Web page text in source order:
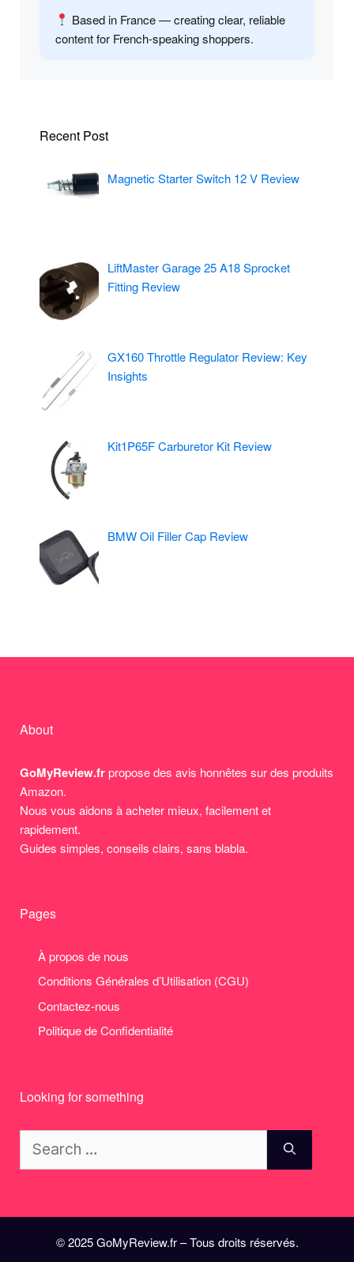
Based in France — creating clear, reliable
content for French-speaking shoppers.
Recent Post
Magnetic Starter Switch 12 V Review
LiftMaster Garage 25 A18 Sprocket
Fitting Review
GX160 Throttle Regulator Review: Key
Insights
Kit1P65F Carburetor Kit Review
BMW Oil Filler Cap Review
About
GoMyReview.frpropose des avis honnêtes sur des produits
Amazon.
Nous vous aidons à acheter mieux, facilement et
rapidement.
Guides simples, conseils clairs, sans blabla.
Pages
À propos de nous
Conditions Générales d’Utilisation (CGU)
Contactez-nous
Politique de Confidentialité
Looking for something
for:
© 2025 GoMyReview.fr – Tous droits réservés.